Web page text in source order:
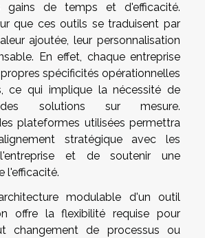
gains de temps et d'efficacité.
que ces outils se traduisent par
ajoutée, leur personnalisation
En effet, chaque entreprise
spécificités opérationnelles
ce qui implique la nécessité de
solutions sur mesure.
plateformes utilisées permettra
stratégique avec les
et de soutenir une
l'efficacité.
modulable d'un outil
offre la flexibilité requise pour
changement de processus ou